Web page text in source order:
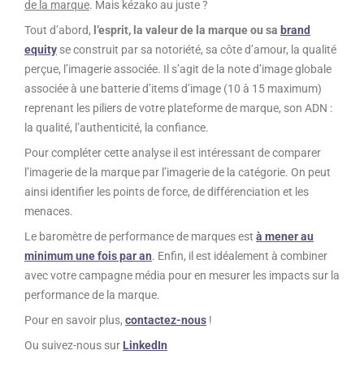
de la marque. Mais kézako au juste ?
Tout d’abord, l’esprit, la valeur de la marque ou sa brand
equity se construit par sa notoriété, sa côte d’amour, la qualité
perçue, l’imagerie associée. Il s’agit de la note d’image globale
associée à une batterie d’items d’image (10 à 15 maximum)
reprenant les piliers de votre plateforme de marque, son ADN :
la qualité, l’authenticité, la confiance.
Pour compléter cette analyse il est intéressant de comparer
l’imagerie de la marque par l’imagerie de la catégorie. On peut
ainsi identifier les points de force, de différenciation et les
menaces.
Le baromètre de performance de marques est à mener au
minimum une fois par an. Enfin, il est idéalement à combiner
avec votre campagne média pour en mesurer les impacts sur la
performance de la marque.
Pour en savoir plus, contactez-nous !
Ou suivez-nous sur LinkedIn